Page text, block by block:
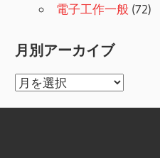
電子工作一般 (72)
月別アーカイブ
月